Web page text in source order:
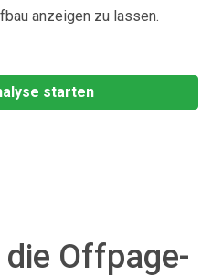
anzeigen zu lassen.
starten
die Offpage-